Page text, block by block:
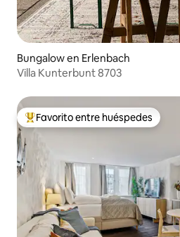
Bungalow en Erlenbach
Villa Kunterbunt 8703
Favorito entre huéspedes preferido
Favorito entre huéspedes